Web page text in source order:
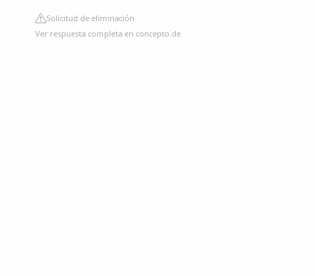
Solicitud de eliminación
Ver respuesta completa en concepto.de